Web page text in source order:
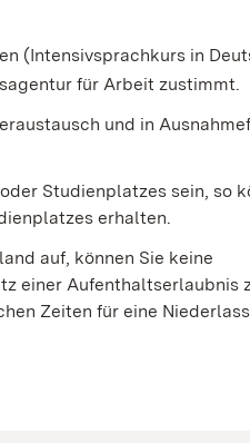
(Intensivsprachkurs in
für Arbeit zustimmt.
und in
Studienplatzes sein, so
erhalten.
auf, können Sie keine
einer Aufenthaltserlaubnis
Zeiten für eine